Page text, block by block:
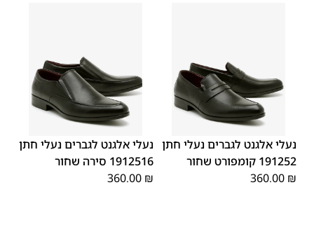
40
41
42
43
44
נעלי אלגנט לגברים נעלי חתן
191252 קומפורט שחור
360.00 ₪
40
41
42
43
44
נעלי אלגנט לגברים נעלי חתן
1912516 סירה שחור
360.00 ₪